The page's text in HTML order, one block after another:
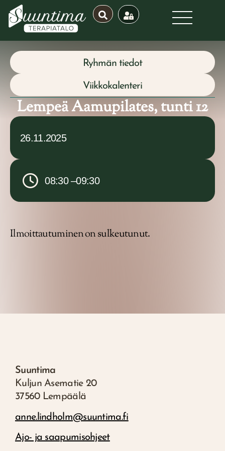
Ryhmän tiedot
Viikkokalenteri
Lempeä Aamupilates, tunti 12
26.11.2025
08:30 –09:30
Ilmoittautuminen on sulkeutunut.
Suuntima
Kuljun Asematie 20
37560 Lempäälä
anne.lindholm@suuntima.fi
Ajo- ja saapumisohjeet